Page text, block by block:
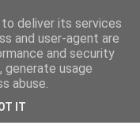
deliver its services
and user-agent are
and security
usage
abuse.
IT